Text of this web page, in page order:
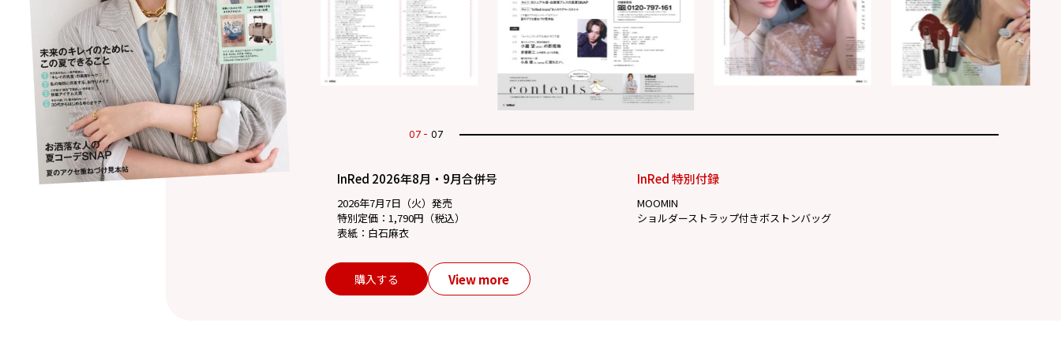
07 07
InRed 2026年8月・9月合併号
2026年7月7日（火）発売
特別定価：1,790円（税込）
表紙：白石麻衣
InRed 特別付録
MOOMIN
ショルダーストラップ付きボストンバッグ
購入する View more